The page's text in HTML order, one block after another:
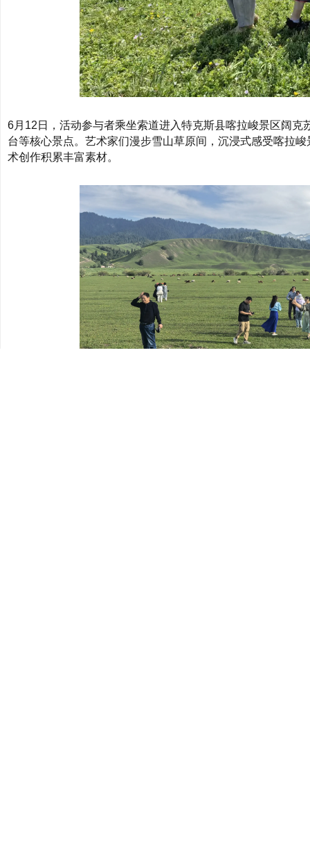
6月12日，活动参与者乘坐索道进入特克斯县喀拉峻景区阔
台等核心景点。艺术家们漫步雪山草原间，沉浸式感受喀拉
术创作积累丰富素材。